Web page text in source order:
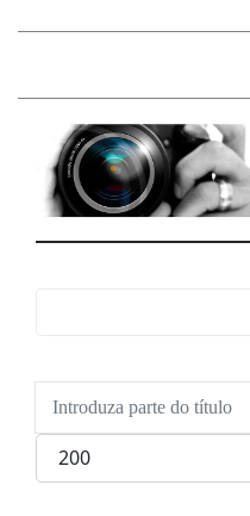
Introduza parte do título
Qtd. a exibir